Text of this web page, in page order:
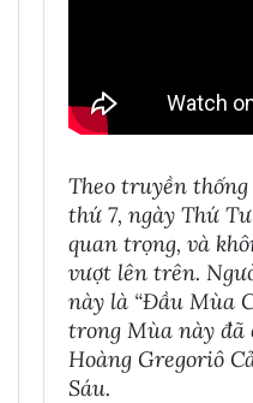
Theo truyền
thứ 7, ngày Thứ
quan trọng, và
vượt lên trên.
này là “Ðầu Mùa
trong Mùa này
Hoàng Gregoriô
Sáu.